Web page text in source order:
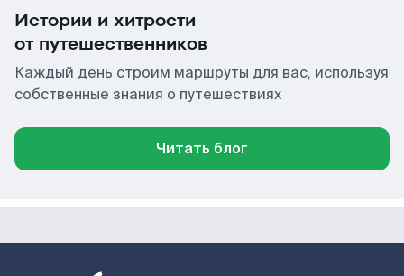
Истории и хитрости
от путешественников
Каждый день строим маршруты для вас, используя
собственные знания о путешествиях
Читать блог